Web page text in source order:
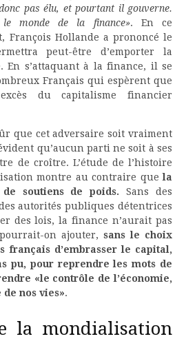
pas élu, et pourtant il gouverne.
le monde de la finance». En ce
François Hollande a prononcé le
peut-être d’emporter la
En s’attaquant à la finance, il se
Français qui espèrent que
du capitalisme financier
que cet adversaire soit vraiment
qu’aucun parti ne soit à ses
de croître. L’étude de l’histoire
montre au contraire quela
soutiens de poids. Sans des
autorités publiques détentrices
des lois, la finance n’aurait pas
on ajouter, sans le choix
français d’embrasser le capital,
pu, pour reprendre les mots de
«le contrôle de l’économie,
nos vies».
la mondialisation